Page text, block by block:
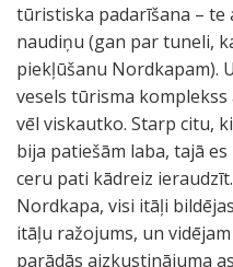
tūristiska padarīšana –
naudiņu (gan par tuneli,
piekļūšanu Nordkapam).
vesels tūrisma
vēl viskautko. Starp citu,
bija patiešām laba, tajā
ceru pati kādreiz
Nordkapa, visi itāļi
itāļu ražojums, un
parādās aizkustinājuma